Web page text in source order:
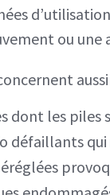
ou
aussi
dont les piles
défaillants